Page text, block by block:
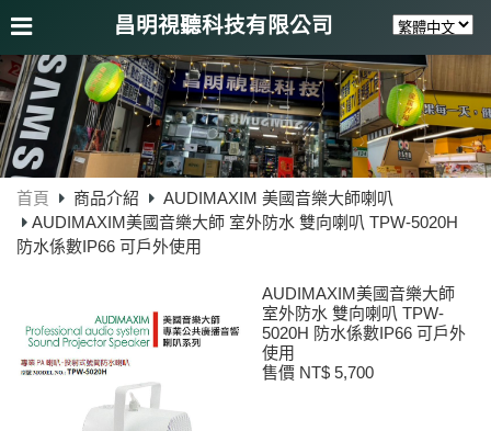
昌明視聽科技有限公司
首頁 商品介紹
AUDIMAXIM 美國音樂大師喇叭
AUDIMAXIM美國音樂大師 室外防水 雙向喇叭 TPW-5020H
防水係數IP66 可戶外使用
AUDIMAXIM美國音樂大師
室外防水 雙向喇叭 TPW-
5020H 防水係數IP66 可戶外
使用
售價 NT$ 5,700